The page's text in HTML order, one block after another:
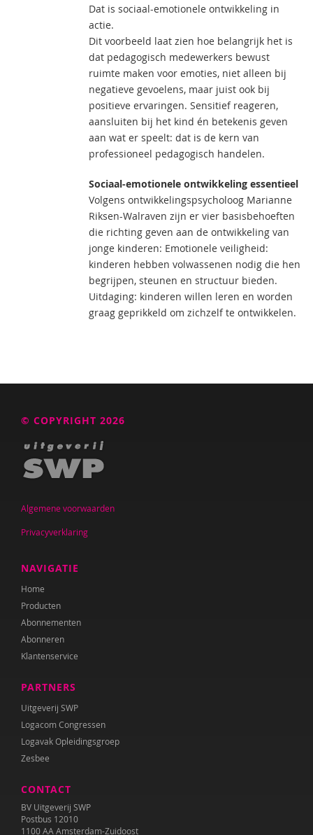
Dat is sociaal-emotionele ontwikkeling in
actie.
Dit voorbeeld laat zien hoe belangrijk het is
dat pedagogisch medewerkers bewust
ruimte maken voor emoties, niet alleen bij
negatieve gevoelens, maar juist ook bij
positieve ervaringen. Sensitief reageren,
aansluiten bij het kind én betekenis geven
aan wat er speelt: dat is de kern van
professioneel pedagogisch handelen.
Sociaal-emotionele ontwikkeling essentieel
Volgens ontwikkelingspsycholoog Marianne
Riksen-Walraven zijn er vier basisbehoeften
die richting geven aan de ontwikkeling van
jonge kinderen: Emotionele veiligheid:
kinderen hebben volwassenen nodig die hen
begrijpen, steunen en structuur bieden.
Uitdaging: kinderen willen leren en worden
graag geprikkeld om zichzelf te ontwikkelen.
© COPYRIGHT 2026
Algemene voorwaarden
Privacyverklaring
NAVIGATIE
Home
Producten
Abonnementen
Abonneren
Klantenservice
PARTNERS
Uitgeverij SWP
Logacom Congressen
Logavak Opleidingsgroep
Zesbee
CONTACT
BV Uitgeverij SWP
Postbus 12010
1100 AA Amsterdam-Zuidoost